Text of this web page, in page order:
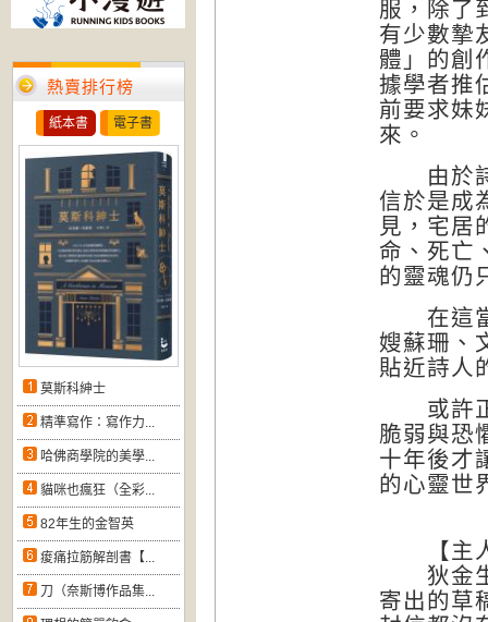
熱賣排行榜
紙本書 電子書
莫斯科紳士
精準寫作：寫作力...
哈佛商學院的美學...
貓咪也瘋狂（全彩...
82年生的金智英
痠痛拉筋解剖書【...
刀（奈斯博作品集...
服，除了
有少數摯
體」的創
據學者推
前要求妹
來。
由於詩
信於是成
見，宅居
命、死亡
的靈魂仍
在這當
嫂蘇珊、
貼近詩人
或許正
脆弱與恐
十年後才
的心靈世
【主人
狄金生
寄出的草